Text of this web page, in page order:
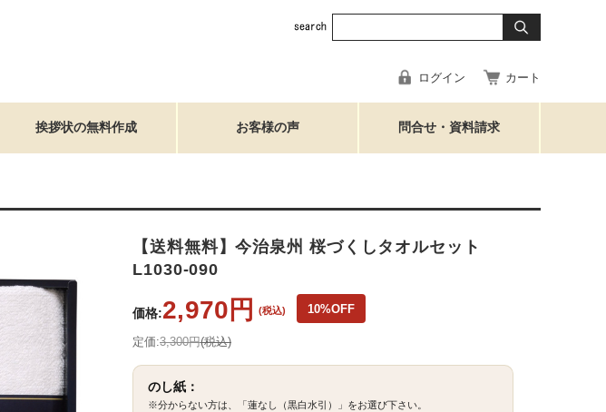
ログイン カート
挨拶状の無料作成 お客様の声 問合せ・資料請求
【送料無料】今治泉州 桜づくしタオルセット
L1030-090
定価:3,300円(税込)
価格:2,970円 (税込) 10%OFF
のし紙：
※分からない方は、「蓮なし（黒白水引）」をお選び下さい。